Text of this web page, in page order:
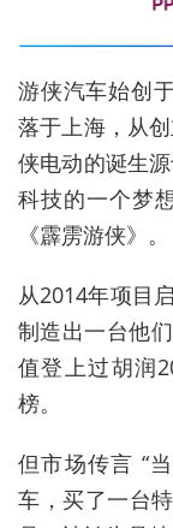
游侠汽车始创
落于上海，从
侠电动的诞生
科技的一个梦
《霹雳游侠》。
从2014年项目
制造出一台他
值登上过胡润
榜。
但市场传言 “
车，买了一台